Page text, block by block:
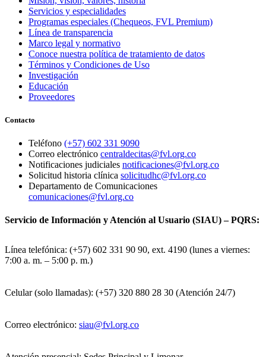
Servicios y especialidades
Programas especiales (Chequeos, FVL Premium)
Línea de transparencia
Marco legal y normativo
Conoce nuestra política de tratamiento de datos
Términos y Condiciones de Uso
Investigación
Educación
Proveedores
Contacto
Teléfono (+57) 602 331 9090
Correo electrónico centraldecitas@fvl.org.co
Notificaciones judiciales notificaciones@fvl.org.co
Solicitud historia clínica solicitudhc@fvl.org.co
Departamento de Comunicaciones
comunicaciones@fvl.org.co
Servicio de Información y Atención al Usuario (SIAU) – PQRS:
Línea telefónica: (+57) 602 331 90 90, ext. 4190 (lunes a viernes:
7:00 a. m. – 5:00 p. m.)
Celular (solo llamadas): (+57) 320 880 28 30 (Atención 24/7)
Correo electrónico: siau@fvl.org.co